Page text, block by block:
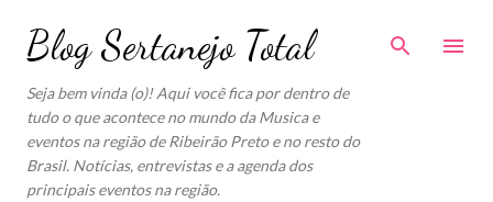
Pular para o conteúdo principal
Blog Sertanejo Total
Seja bem vinda (o)! Aqui você fica por dentro de
tudo o que acontece no mundo da Musica e
eventos na região de Ribeirão Preto e no resto do
Brasil. Notícias, entrevistas e a agenda dos
principais eventos na região.